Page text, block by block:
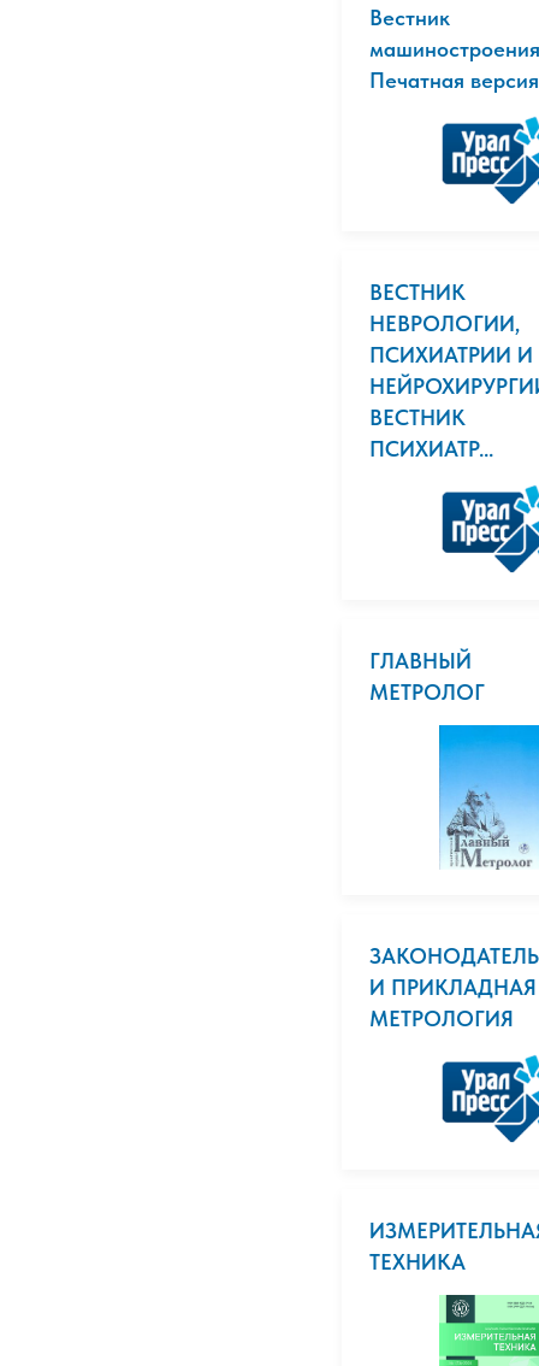
Вестник
Печатная версия
ВЕСТНИК
НЕВРОЛОГИИ,
ПСИХИАТРИИ И
ВЕСТНИК
ПСИХИАТР...
ГЛАВНЫЙ
МЕТРОЛОГ
И ПРИКЛАДНАЯ
МЕТРОЛОГИЯ
ТЕХНИКА